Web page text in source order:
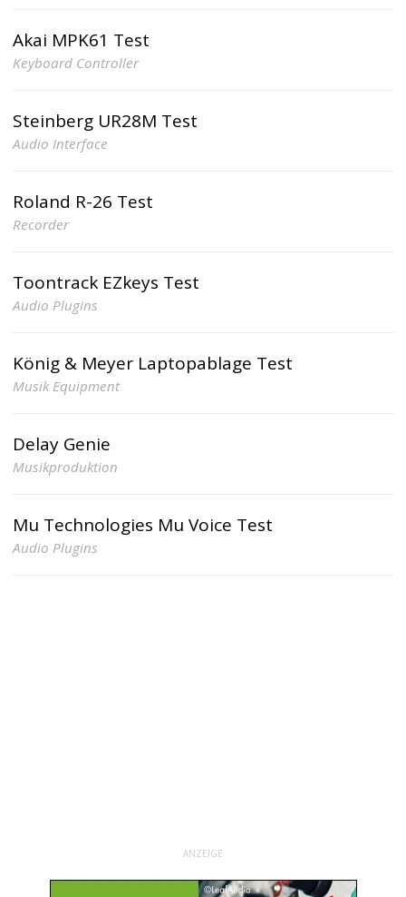
Akai MPK61 Test
Keyboard Controller
Steinberg UR28M Test
Audio Interface
Roland R-26 Test
Recorder
Toontrack EZkeys Test
Audio Plugins
König & Meyer Laptopablage Test
Musik Equipment
Delay Genie
Musikproduktion
Mu Technologies Mu Voice Test
Audio Plugins
ANZEIGE